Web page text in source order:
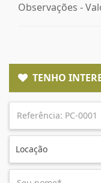
Observações -
TENHO
Locação